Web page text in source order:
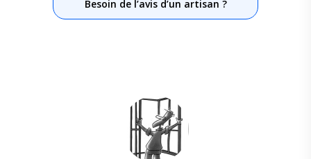
Besoin de l’avis d’un artisan ?